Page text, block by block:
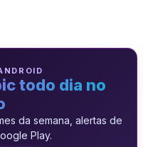
todo dia no
da semana, alertas de
Play.